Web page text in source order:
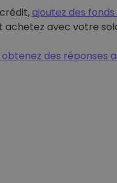
ajoutez des fonds
achetez avec votre
des réponses